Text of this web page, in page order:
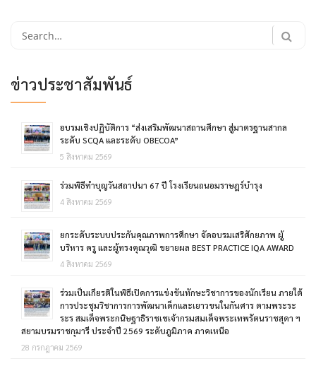
Search
ข่าวประชาสัมพันธ์
อบรมเชิงปฏิบัติการ “ส่งเสริมพัฒนาสถานศึกษา สู่มาตรฐานสากล
ระดับ SCQA และระดับ OBECOA”
5 สิงหาคม 2569
ร่วมพิธีทำบุญวันสถาปนา 67 ปี โรงเรียนถนอมราษฎร์บำรุง
4 สิงหาคม 2569
ยกระดับระบบประกันคุณภาพการศึกษา จัดอบรมเสริศักยภาพ ผู้
บริหาร ครู และผู้ทรงคุณวุฒิ ขยายผล BEST PRACTICE IQA AWARD
4 สิงหาคม 2569
ร่วมเป็นเกียรติในพิธีเปิดการแข่งขันทักษะวิชาการของนักเรียน ภายใต้
การประชุมวิชาการการพัฒนาเด็กและเยาวขนในกันศาร ตามพระระ
ระร สมเด็จพระกนิษฐาธิราชเชเจ้ากรมสมเด็จพระเทพรัตนราชสุดา ฯ
สยามบรมราชกุมารี ประจำปี 2569 ระดับภูมิภาค ภาคเหนือ
28 กรกฎาคม 2569